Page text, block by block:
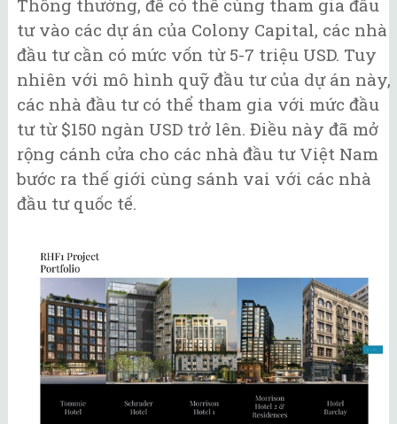
Thông thường, để có thể cùng tham gia đầu
tư vào các dự án của Colony Capital, các nhà
đầu tư cần có mức vốn từ 5-7 triệu USD. Tuy
nhiên với mô hình quỹ đầu tư của dự án này,
các nhà đầu tư có thể tham gia với mức đầu
tư từ $150 ngàn USD trở lên. Điều này đã mở
rộng cánh cửa cho các nhà đầu tư Việt Nam
bước ra thế giới cùng sánh vai với các nhà
đầu tư quốc tế.